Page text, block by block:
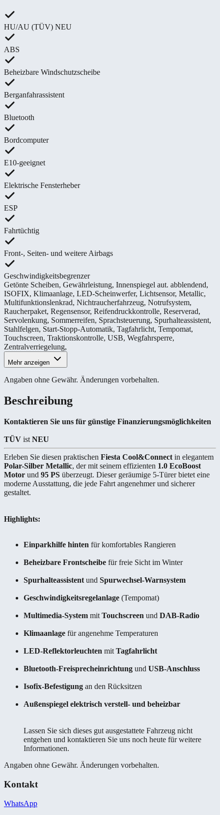
HU/AU (TÜV) NEU
ABS
Beheizbare Windschutzscheibe
Berganfahrassistent
Bluetooth
Bordcomputer
E10-geeignet
Elektrische Fensterheber
ESP
Fahrtüchtig
Front-, Seiten- und weitere Airbags
Geschwindigkeitsbegrenzer
Getönte Scheiben, Gewährleistung, Innenspiegel aut. abblendend,
ISOFIX, Klimaanlage, LED-Scheinwerfer, Lichtsensor, Metallic,
Multifunktionslenkrad, Nichtraucherfahrzeug, Notrufsystem,
Raucherpaket, Regensensor, Reifendruckkontrolle, Reserverad,
Servolenkung, Sommerreifen, Sprachsteuerung, Spurhalteassistent,
Stahlfelgen, Start-Stopp-Automatik, Tagfahrlicht, Tempomat,
Touchscreen, Traktionskontrolle, USB, Wegfahrsperre,
Zentralverriegelung,
Mehr anzeigen
Angaben ohne Gewähr. Änderungen vorbehalten.
Beschreibung
Kontaktieren Sie uns für günstige Finanzierungsmöglichkeiten
TÜV ist NEU
Erleben Sie diesen praktischen Fiesta Cool&Connect in elegantem
Polar-Silber Metallic, der mit seinem effizienten 1.0 EcoBoost
Motor und 95 PS überzeugt. Dieser geräumige 5-Türer bietet eine
moderne Ausstattung, die jede Fahrt angenehmer und sicherer
gestaltet.
Highlights:
Einparkhilfe hinten für komfortables Rangieren
Beheizbare Frontscheibe für freie Sicht im Winter
Spurhalteassistent und Spurwechsel-Warnsystem
Geschwindigkeitsregelanlage (Tempomat)
Multimedia-System mit Touchscreen und DAB-Radio
Klimaanlage für angenehme Temperaturen
LED-Reflektorleuchten mit Tagfahrlicht
Bluetooth-Freisprecheinrichtung und USB-Anschluss
Isofix-Befestigung an den Rücksitzen
Außenspiegel elektrisch verstell- und beheizbar
Lassen Sie sich dieses gut ausgestattete Fahrzeug nicht
entgehen und kontaktieren Sie uns noch heute für weitere
Informationen.
Angaben ohne Gewähr. Änderungen vorbehalten.
Kontakt
WhatsApp